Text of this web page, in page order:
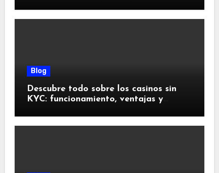
Blog
Descubre todo sobre los casinos sin
KYC: funcionamiento, ventajas y